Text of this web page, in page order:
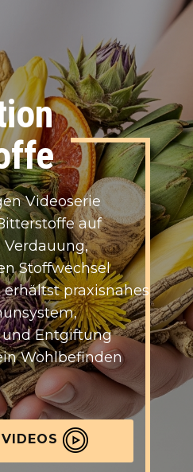
Videoserie
auf
Stoffwechsel
praxisnahes
Entgiftung
Wohlbefinden